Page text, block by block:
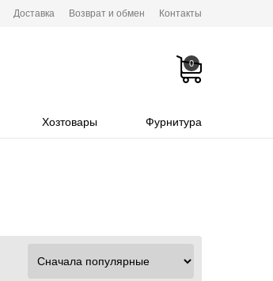
Доставка Возврат и обмен Контакты
0
Хозтовары Фурнитура